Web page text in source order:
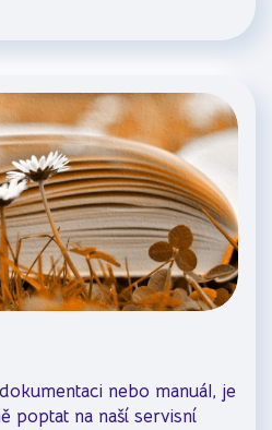
nebo manuál, je
poptat na naší servisní